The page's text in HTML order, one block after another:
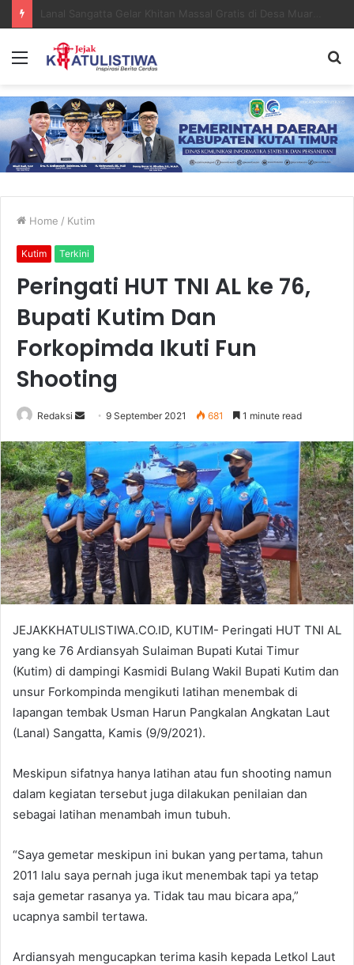
Menu
Home / Kutim
Kutim Terkini
Peringati HUT TNI AL ke 76,
Bupati Kutim Dan
Forkopimda Ikuti Fun
Shooting
Redaksi
Send
email
9 September 2021 681 1 minute read
JEJAKKHATULISTIWA.CO.ID, KUTIM- Peringati HUT TNI AL
yang ke 76 Ardiansyah Sulaiman Bupati Kutai Timur
(Kutim) di dampingi Kasmidi Bulang Wakil Bupati Kutim dan
unsur Forkompinda mengikuti latihan menembak di
lapangan tembak Usman Harun Pangkalan Angkatan Laut
(Lanal) Sangatta, Kamis (9/9/2021).
Meskipun sifatnya hanya latihan atau fun shooting namun
dalam kegiatan tersebut juga dilakukan penilaian dan
sebagai latihan menambah imun tubuh.
“Saya gemetar meskipun ini bukan yang pertama, tahun
2011 lalu saya pernah juga ikut menembak tapi ya tetap
saja gemetar rasanya ya. Tidak tau mau bicara apa,”
ucapnya sambil tertawa.
Ardiansyah mengucapkan terima kasih kepada Letkol Laut